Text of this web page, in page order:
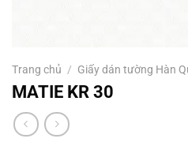
Trang chủ / Giấy dán tường Hàn
MATIE KR 30